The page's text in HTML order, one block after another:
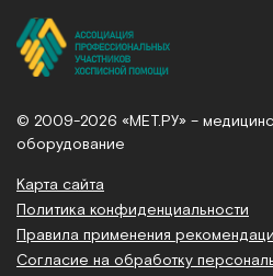
© 2009-2026 «МЕТ.РУ» –
оборудование
Карта сайта
Политика конфиденциальности
Правила применения
Согласие на обработку